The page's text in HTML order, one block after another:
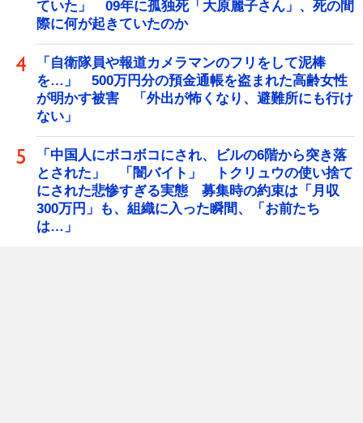
ていた」 09年に孤独死「大原麗子さん」、死の間
際に何が起きていたのか
「自衛隊員や報道カメラマンのフリをして泥棒
を…」 500万円分の預金通帳を盗まれた高齢女性
が明かす被害 「外出が怖くなり、避難所にも行け
ない」
「中国人にボコボコにされ、ビルの6階から突き落
とされた」 「闇バイト」 トクリュウの使い捨て
にされた悲惨すぎる実態 募集時の約束は「月収
300万円」も、組織に入った瞬間、「お前たち
は…」